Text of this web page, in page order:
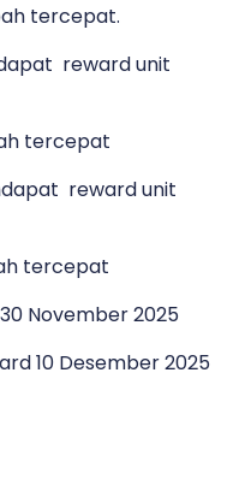
tercepat.
reward unit
tercepat
reward unit
tercepat
November 2025
10 Desember 2025